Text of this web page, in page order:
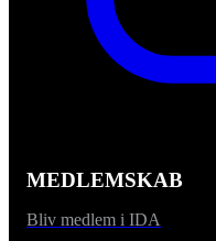
MEDLEMSKAB
Bliv medlem i IDA